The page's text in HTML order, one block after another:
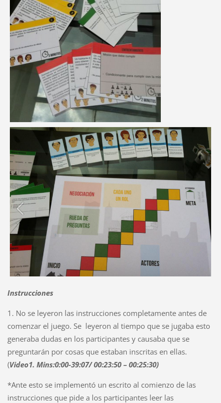
Instrucciones
1. No se leyeron las instrucciones completamente antes de
comenzar el juego. Se leyeron al tiempo que se jugaba esto
generaba dudas en los participantes y causaba que se
preguntarán por cosas que estaban inscritas en ellas.
(Video1. Mins:0:00-39:07/ 00:23:50 – 00:25:30)
*Ante esto se implementó un escrito al comienzo de las
instrucciones que pide a los participantes leer las